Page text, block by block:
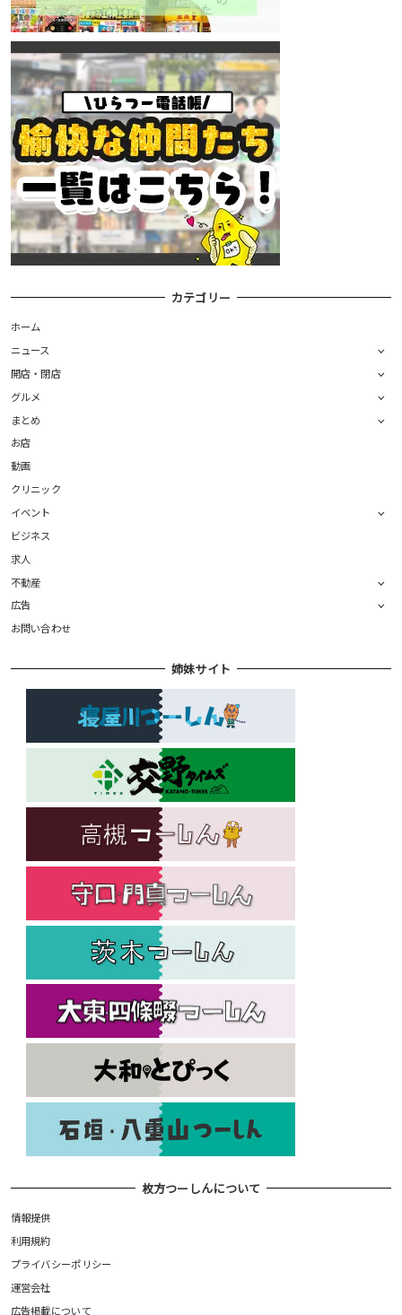
カテゴリー
ホーム
ニュース
開店・閉店
グルメ
まとめ
お店
動画
クリニック
イベント
ビジネス
求人
不動産
広告
お問い合わせ
姉妹サイト
枚方つーしんについて
情報提供
利用規約
プライバシーポリシー
運営会社
広告掲載について